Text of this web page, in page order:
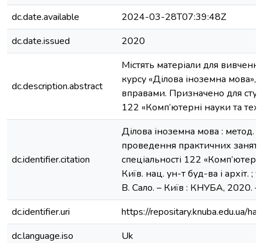
dc.date.available
2024-03-28T07:39:48Z
dc.date.issued
2020
dc.description.abstract
Містять матеріали для
курсу «Ділова іноземна мова»,
вправами. Призначено для
122 «Комп’ютерні науки та
dc.identifier.citation
Ділова іноземна мова : метод.
проведення практичних занять
спеціальності 122
Київ. нац. ун-т буд-ва і архіт. ;
В. Сало. – Київ : КНУБА, 2020. –
dc.identifier.uri
https://repositary.knuba.edu.ua/
dc.language.iso
Uk